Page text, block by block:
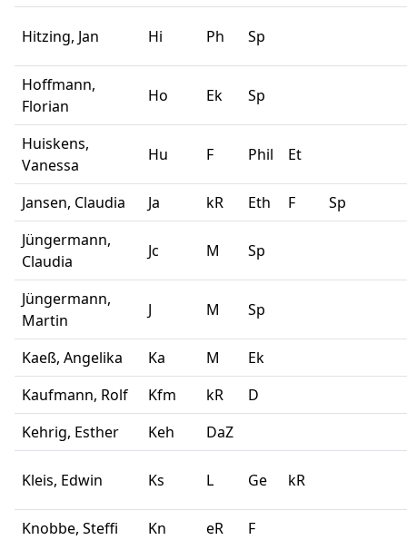
Hitzing, Jan Hi Ph Sp
Hoffmann,
Florian
Ho Ek Sp
Huiskens,
Vanessa
Hu F Phil Et
Jansen, Claudia Ja kR Eth F Sp
Jüngermann,
Claudia
Jc M Sp
Jüngermann,
Martin
J M Sp
Kaeß, Angelika Ka M Ek
Kaufmann, Rolf
Kfm kR D
Kehrig, Esther
Keh DaZ
Kleis, Edwin Ks L Ge kR
Knobbe, Steffi Kn eR F